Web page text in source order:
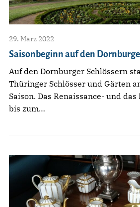
29. März 2022
Saisonbeginn auf den
Auf den Dornburger Schlössern
Thüringer Schlösser und Gärten
Saison. Das Renaissance- und
bis zum…